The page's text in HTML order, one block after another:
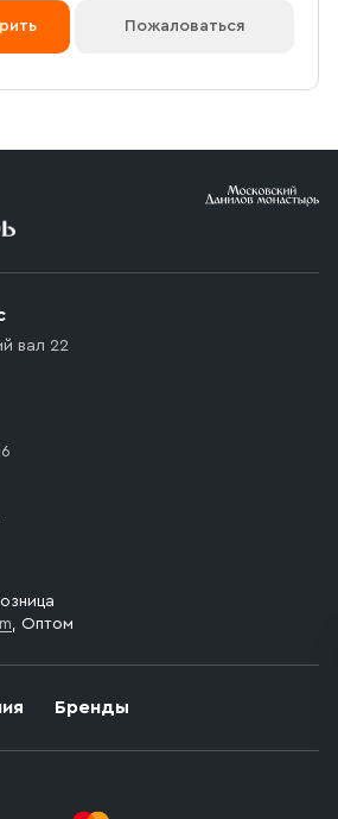
Пожаловаться
Бренды
вал 22
, Оптом